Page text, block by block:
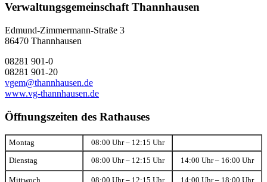
Verwaltungsgemeinschaft Thannhausen
Edmund-Zimmermann-Straße 3
86470 Thannhausen
08281 901-0
08281 901-20
vgem@thannhausen.de
www.vg-thannhausen.de
Öffnungszeiten des Rathauses
Montag 08:00 Uhr – 12:15 Uhr
Dienstag 08:00 Uhr – 12:15 Uhr 14:00 Uhr – 16:00 Uhr